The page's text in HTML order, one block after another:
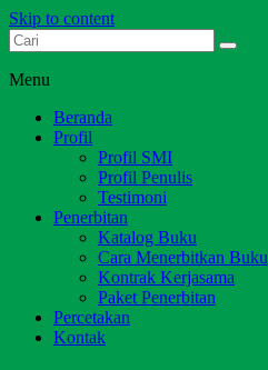
Skip to content
Dari Jambi untuk Indonesia
Menu
Beranda
Profil
Profil SMI
Profil Penulis
Testimoni
Penerbitan
Katalog Buku
Cara Menerbitkan Buku
Kontrak Kerjasama
Paket Penerbitan
Percetakan
Kontak